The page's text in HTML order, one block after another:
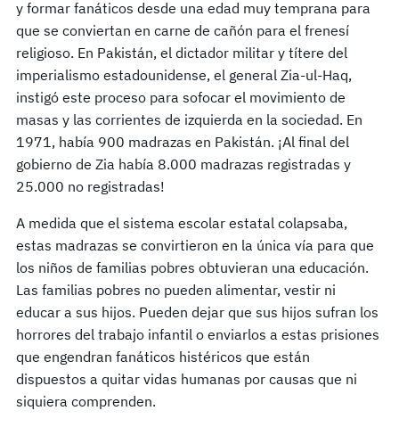
y formar fanáticos desde una edad muy temprana para
que se conviertan en carne de cañón para el frenesí
religioso. En Pakistán, el dictador militar y títere del
imperialismo estadounidense, el general Zia-ul-Haq,
instigó este proceso para sofocar el movimiento de
masas y las corrientes de izquierda en la sociedad. En
1971, había 900 madrazas en Pakistán. ¡Al final del
gobierno de Zia había 8.000 madrazas registradas y
25.000 no registradas!
A medida que el sistema escolar estatal colapsaba,
estas madrazas se convirtieron en la única vía para que
los niños de familias pobres obtuvieran una educación.
Las familias pobres no pueden alimentar, vestir ni
educar a sus hijos. Pueden dejar que sus hijos sufran los
horrores del trabajo infantil o enviarlos a estas prisiones
que engendran fanáticos histéricos que están
dispuestos a quitar vidas humanas por causas que ni
siquiera comprenden.